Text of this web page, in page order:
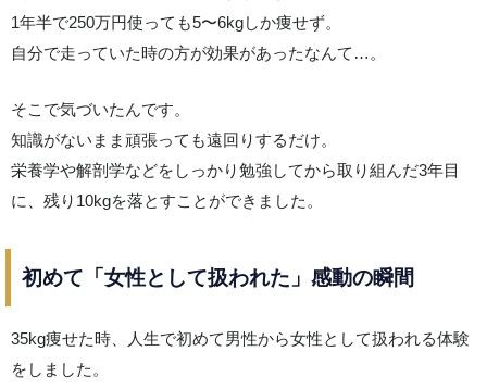
1年半で250万円使っても5〜6kgしか痩せず。
自分で走っていた時の方が効果があったなんて…。
そこで気づいたんです。
知識がないまま頑張っても遠回りするだけ。
栄養学や解剖学などをしっかり勉強してから取り組んだ3年目
に、残り10kgを落とすことができました。
初めて「女性として扱われた」感動の瞬間
35kg痩せた時、人生で初めて男性から女性として扱われる体験
をしました。